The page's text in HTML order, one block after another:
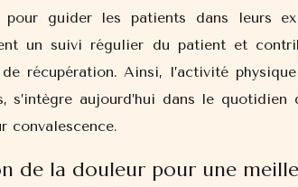
pour guider les patients dans leurs
un suivi régulier du patient et
récupération. Ainsi, l’activité
s’intègre aujourd’hui dans le
convalescence.
de la douleur pour une